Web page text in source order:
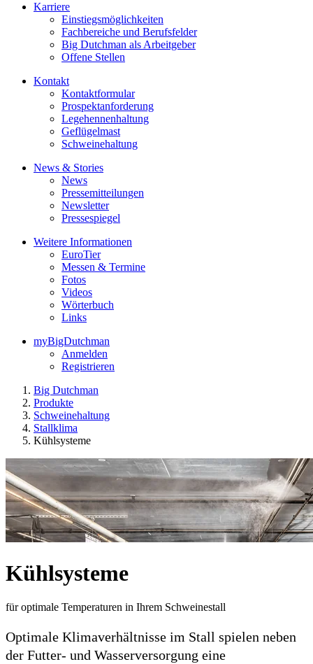
Karriere
Einstiegsmöglichkeiten
Fachbereiche und Berufsfelder
Big Dutchman als Arbeitgeber
Offene Stellen
Kontakt
Kontaktformular
Prospektanforderung
Legehennenhaltung
Geflügelmast
Schweinehaltung
News & Stories
News
Pressemitteilungen
Newsletter
Pressespiegel
Weitere Informationen
EuroTier
Messen & Termine
Fotos
Videos
Wörterbuch
Links
myBigDutchman
Anmelden
Registrieren
Big Dutchman
Produkte
Schweinehaltung
Stallklima
Kühlsysteme
Kühlsysteme
für optimale Temperaturen in Ihrem Schweinestall
Optimale Klimaverhältnisse im Stall spielen neben
der Futter- und Wasserversorgung eine